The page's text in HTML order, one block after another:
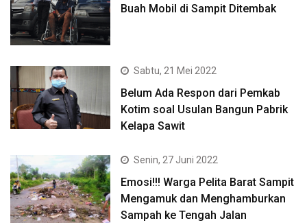
Buah Mobil di Sampit Ditembak
Sabtu, 21 Mei 2022
Belum Ada Respon dari Pemkab
Kotim soal Usulan Bangun Pabrik
Kelapa Sawit
Senin, 27 Juni 2022
Emosi!!! Warga Pelita Barat Sampit
Mengamuk dan Menghamburkan
Sampah ke Tengah Jalan